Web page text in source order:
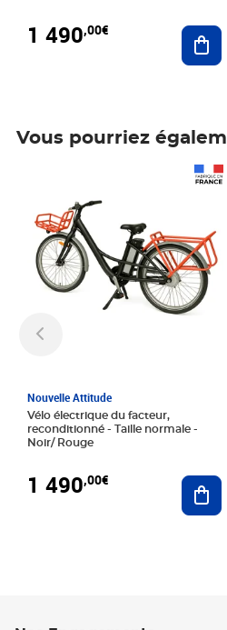
1 490,00€
Vous pourriez
Nouvelle Attitude
Vélo électrique du facteur,
reconditionné - Taille normale -
Noir/ Rouge
1 490,00€